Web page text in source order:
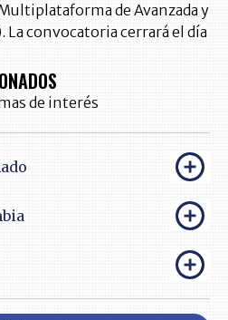
de Avanzada y
La convocatoria cerrará el día
de interés